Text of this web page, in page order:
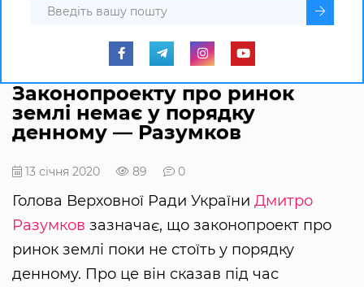
Законопроекту про ринок
землі немає у порядку
денному — Разумков
13 січня 2020 89 0
Голова Верховної Ради України Дмитро
Разумков зазначає, що законопроект про
ринок землі поки не стоїть у порядку
денному. Про це він сказав під час